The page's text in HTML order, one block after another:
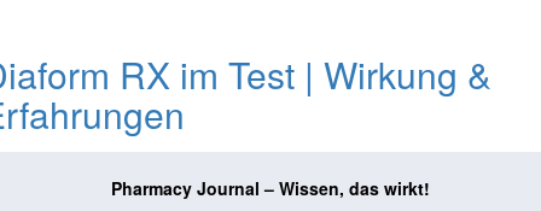
RX im Test | Wirkung &
Pharmacy Journal – Wissen, das wirkt!